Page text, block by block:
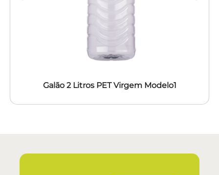
Galão 2 Litros PET Virgem Modelo1